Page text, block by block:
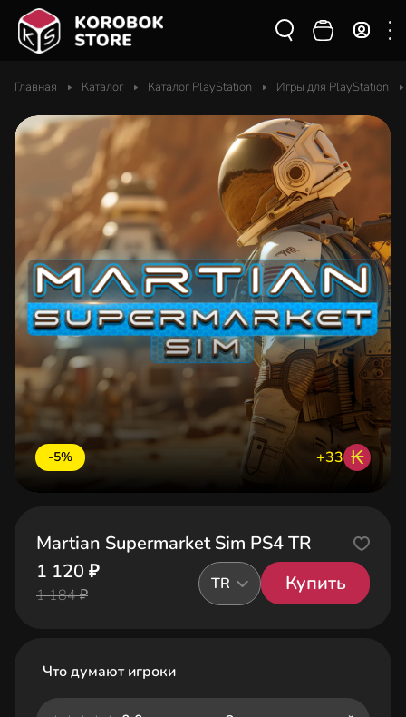
Главная Каталог Каталог PlayStation Игры для PlayStation
-5% +33 ₭
Martian Supermarket Sim PS4 TR
1 120 ₽
1 184 ₽
TR Купить
Что думают игроки